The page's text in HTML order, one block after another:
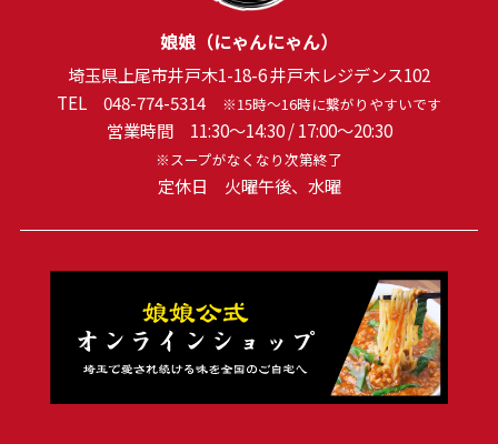
2022年11月
2022年10月
(1)
2022年7月(1)
2022年5月(1)
2022年3月(1)
2022年1月(1)
2021年12月(1)
2021年10月
2021年8月(2)
2021年6月(1)
娘娘（にゃんにゃん）
埼玉県上尾市井戸木1-18-6 井戸木レジデンス102
TEL 048-774-5314 ※15時～16時に繋がりやすいです
営業時間 11:30～14:30 / 17:00～20:30
※スープがなくなり次第終了
定休日 火曜午後、水曜